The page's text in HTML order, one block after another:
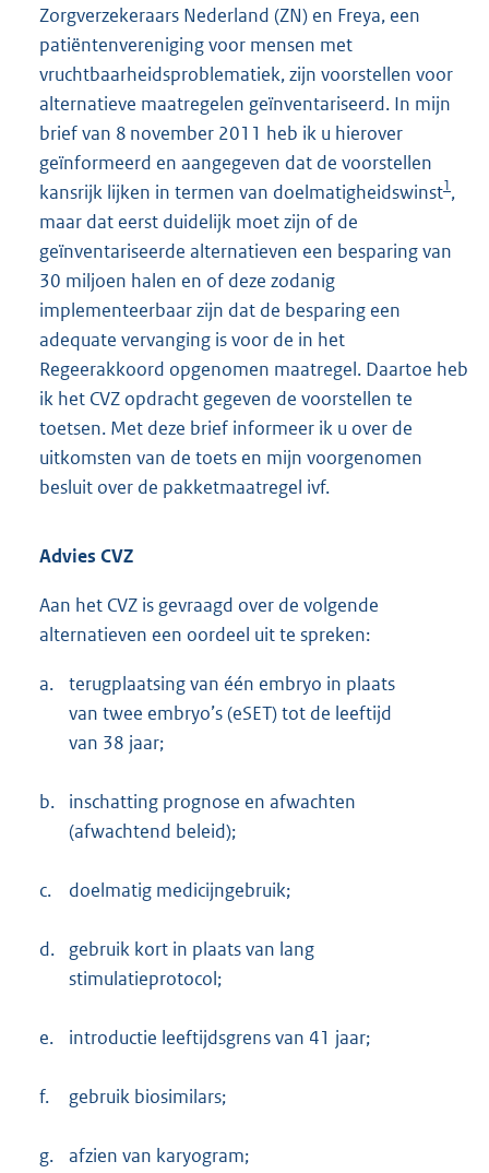
Zorgverzekeraars Nederland (ZN) en Freya, een
patiëntenvereniging voor mensen met
vruchtbaarheidsproblematiek, zijn voorstellen voor
alternatieve maatregelen geïnventariseerd. In mijn
brief van 8 november 2011 heb ik u hierover
geïnformeerd en aangegeven dat de voorstellen
kansrijk lijken in termen van doelmatigheidswinst1,
maar dat eerst duidelijk moet zijn of de
geïnventariseerde alternatieven een besparing van
30 miljoen halen en of deze zodanig
implementeerbaar zijn dat de besparing een
adequate vervanging is voor de in het
Regeerakkoord opgenomen maatregel. Daartoe heb
ik het CVZ opdracht gegeven de voorstellen te
toetsen. Met deze brief informeer ik u over de
uitkomsten van de toets en mijn voorgenomen
besluit over de pakketmaatregel ivf.
Advies CVZ
Aan het CVZ is gevraagd over de volgende
alternatieven een oordeel uit te spreken:
a.
terugplaatsing van één embryo in plaats
van twee embryo’s (eSET) tot de leeftijd
van 38 jaar;
b.
inschatting prognose en afwachten
(afwachtend beleid);
c. doelmatig medicijngebruik;
d.
gebruik kort in plaats van lang
stimulatieprotocol;
e. introductie leeftijdsgrens van 41 jaar;
f. gebruik biosimilars;
g. afzien van karyogram;